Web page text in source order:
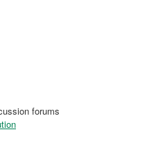
forums